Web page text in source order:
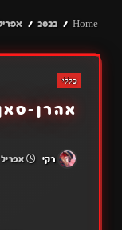
Home
2022
כללי
אהרן-
רקי אפריל 2, 2022